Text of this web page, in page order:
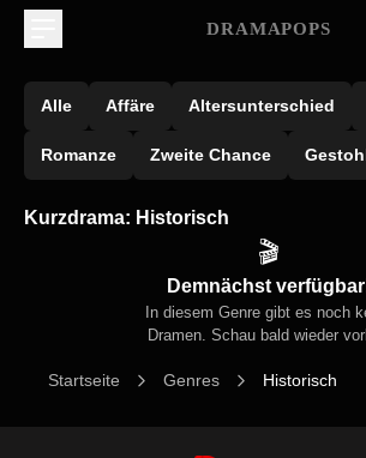
DRAMAPOPS
Alle Affäre Altersunterschied
Romanze Zweite Chance
Kurzdrama: Historisch
🎬
Demnächst
In diesem Genre gibt es noch
Dramen. Schau bald wieder
Startseite Genres Historisch